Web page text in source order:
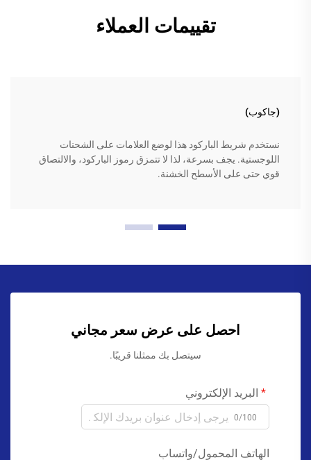
تقييمات العملاء
(جاكوب)
نستخدم شريط الباركود هذا لوضع العلامات على الشحنات
اللوجستية. يجف بسرعة، لذا لا تتمزق رموز الباركود، والالتصاق
قوي حتى على الأسطح الخشنة.
احصل على عرض سعر مجاني
سيتصل بك ممثلنا قريبًا.
البريد الإلكتروني
0/100
الهاتف المحمول/واتساب